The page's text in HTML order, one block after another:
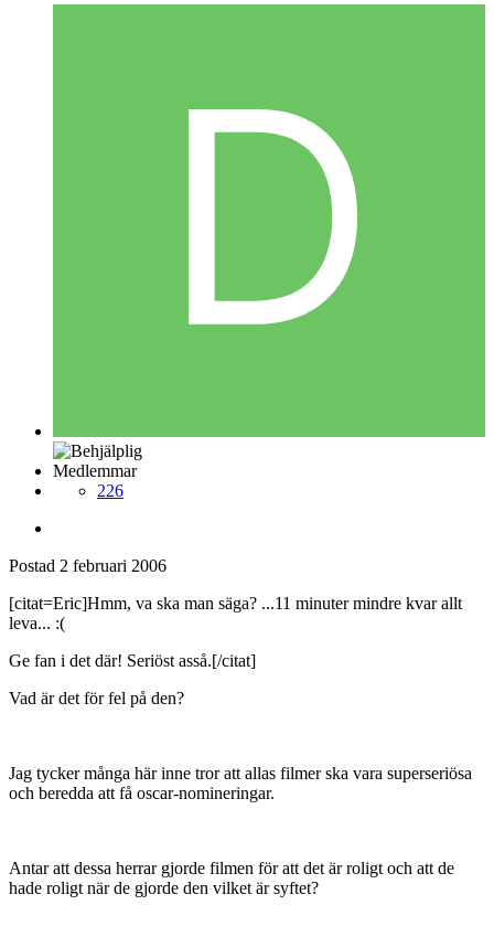
Medlemmar
226
Postad 2 februari 2006
[citat=Eric]Hmm, va ska man säga? ...11 minuter mindre kvar allt
leva... :(
Ge fan i det där! Seriöst asså.[/citat]
Vad är det för fel på den?
Jag tycker många här inne tror att allas filmer ska vara superseriösa
och beredda att få oscar-nomineringar.
Antar att dessa herrar gjorde filmen för att det är roligt och att de
hade roligt när de gjorde den vilket är syftet?